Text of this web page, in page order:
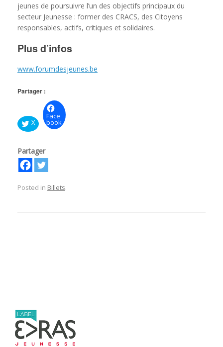
jeunes de poursuivre l’un des objectifs principaux du
secteur Jeunesse : former des CRACS, des Citoyens
responsables, actifs, critiques et solidaires.
Plus d’infos
www.forumdesjeunes.be
Partager :
X
Face
book
Partager
Posted in Billets.